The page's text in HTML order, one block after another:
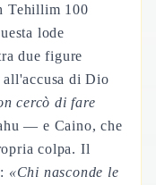
Tehillim 100
lode
due figure
di Dio
cercò di fare
— e Caino, che
colpa. Il
«Chi nasconde le